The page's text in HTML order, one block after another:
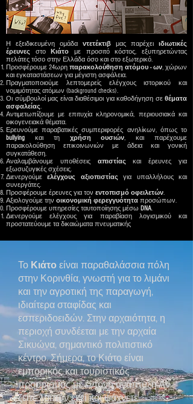
Η εξειδικευμένη ομάδα ντετέκτιβ μας παρέχει ιδιωτικές
έρευνες στοΚιάτομε προσιτό κόστος, εξυπηρετώντας
πελάτες τόσο στην Ελλάδα όσο και στο εξωτερικό.
Προσφέρουμε 24ωρη παρακολούθηση ατόμου - ων, χώρων
και εγκαταστάσεων για μέγιστη ασφάλεια.
Πραγματοποιούμε λεπτομερείς ελέγχους ιστορικού και
νομιμότητας ατόμων (background checks).
Οι σύμβουλοί μας είναι διαθέσιμοι για καθοδήγηση σε θέματα
ασφαλείας.
Αντιμετωπίζουμε με επιτυχία κληρονομικά, περιουσιακά και
οικογενειακά θέματα.
Ερευνούμε παραβατικές συμπεριφορές ανηλίκων, όπως το
bullying και τη χρήση ουσιών, και παρέχουμε
παρακολούθηση επικοινωνιών με άδεια και γονική
συγκατάθεση.
Αναλαμβάνουμε υποθέσεις απιστίας και έρευνες για
εξωσυζυγικές σχέσεις.
Διενεργούμεελέγχους αξιοπιστίας για υπαλλήλους και
συνεργάτες.
Προσφέρουμε έρευνες για τον εντοπισμό οφειλετών.
Αξιολογούμε την οικονομική φερεγγυότητα προσώπων.
Προσφέρουμε υπηρεσίες ταυτοποίησης μέσω DNA.
Διενεργούμε ελέγχους για παραβίαση λογισμικού και
προστατεύουμε τα δικαιώματα πνευματικής
Το Κιάτο είναι παραθαλάσσια πόλη
στην Κορινθία, γνωστή για το λιμάνι
και την αγροτική της παραγωγή,
ιδιαίτερα σταφίδας και
εσπεριδοειδών. Στην αρχαιότητα, η
περιοχή συνδέεται με την αρχαία
Σικυώνα, σημαντικό πολιτιστικό
κέντρο. Σήμερα, το Κιάτο είναι
εμπορικός και τουριστικός
προορισμός με έντονη ανάπτυξη.Αν
ζείτε λοιπόν εκεί και ψάχνετε